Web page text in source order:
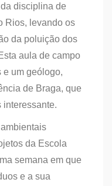
disciplina de
Rios, levando os
da poluição dos
aula de campo
e um geólogo,
de Braga, que
interessante.
da Escola
semana em que
e a sua